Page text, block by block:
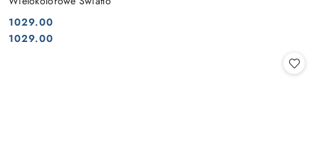
Cena:
1029.00
Cena:
1029.00